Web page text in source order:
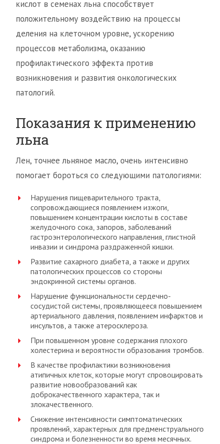
кислот в семенах льна способствует
положительному воздействию на процессы
деления на клеточном уровне, ускорению
процессов метаболизма, оказанию
профилактического эффекта против
возникновения и развития онкологических
патологий.
Показания к применению
льна
Лен, точнее льняное масло, очень интенсивно
помогает бороться со следующими патологиями:
Нарушения пищеварительного тракта,
сопровождающиеся появлением изжоги,
повышением концентрации кислоты в составе
желудочного сока, запоров, заболеваний
гастроэнтерологического направления, глистной
инвазии и синдрома раздраженной кишки.
Развитие сахарного диабета, а также и других
патологических процессов со стороны
эндокринной системы органов.
Нарушение функциональности сердечно-
сосудистой системы, проявляющееся повышением
артериального давления, появлением инфарктов и
инсультов, а также атеросклероза.
При повышенном уровне содержания плохого
холестерина и вероятности образования тромбов.
В качестве профилактики возникновения
атипичных клеток, которые могут спровоцировать
развитие новообразований как
доброкачественного характера, так и
злокачественного.
Снижение интенсивности симптоматических
проявлений, характерных для предменструального
синдрома и болезненности во время месячных.